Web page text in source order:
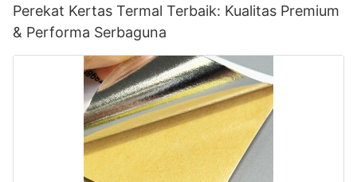
Perekat Kertas Termal Terbaik: Kualitas Premium
& Performa Serbaguna